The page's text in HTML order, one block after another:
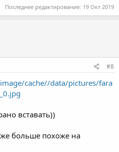
Последнее редактирование: 19 Окт 2019
#8
cache//data/pictures/fara
вставать))
больше похоже на